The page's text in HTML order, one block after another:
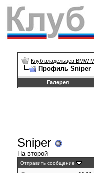
Клуб владельцев BMW
Профиль Sniper
Галерея
Sniper
На второй
Отправить сообщение